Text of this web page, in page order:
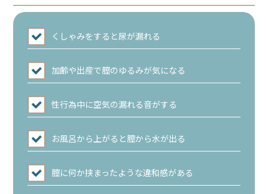
️くしゃみをすると尿が漏れる
加齢や出産で膣のゆるみが気になる
性行為中に空気の漏れる音がする
️お風呂から上がると膣から水が出る
️膣に何か挟まったような違和感がある